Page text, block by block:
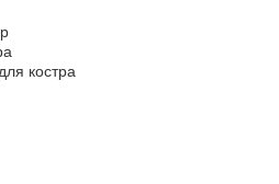
костра